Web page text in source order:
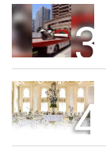
3
4